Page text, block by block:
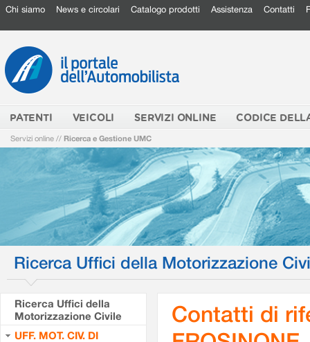
Chi siamo News e circolari Catalogo prodotti Assistenza Contatti
PATENTI VEICOLI SERVIZI ONLINE CODICE
Servizi online // Ricerca e Gestione UMC
Ricerca Uffici della Motorizzazione
Ricerca Uffici della
Motorizzazione Civile
UFF. MOT. CIV. DI
Contatti di